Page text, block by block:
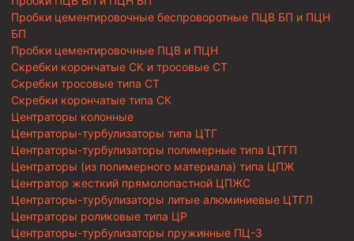
Пробки цементировочные беспроворотные ПЦВ БП и ПЦН
БП
Пробки цементировочные ПЦВ и ПЦН
Скребки корончатые СК и тросовые СТ
Скребки тросовые типа СТ
Скребки корончатые типа СК
Центраторы колонные
Центраторы-турбулизаторы типа ЦТГ
Центраторы-турбулизаторы полимерные типа ЦТГП
Центраторы (из полимерного материала) типа ЦПЖ
Центратор жесткий прямолопастной ЦПЖС
Центраторы-турбулизаторы литые алюминиевые ЦТГЛ
Центраторы роликовые типа ЦР
Центраторы-турбулизаторы пружинные ПЦ-3